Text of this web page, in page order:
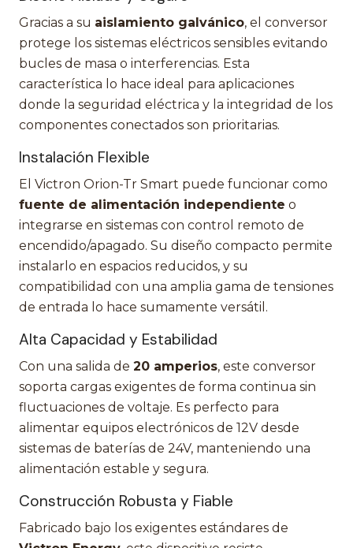
Gracias a su aislamiento galvánico, el conversor
protege los sistemas eléctricos sensibles evitando
bucles de masa o interferencias. Esta
característica lo hace ideal para aplicaciones
donde la seguridad eléctrica y la integridad de los
componentes conectados son prioritarias.
Instalación Flexible
El Victron Orion-Tr Smart puede funcionar como
fuente de alimentación independiente o
integrarse en sistemas con control remoto de
encendido/apagado. Su diseño compacto permite
instalarlo en espacios reducidos, y su
compatibilidad con una amplia gama de tensiones
de entrada lo hace sumamente versátil.
Alta Capacidad y Estabilidad
Con una salida de 20 amperios, este conversor
soporta cargas exigentes de forma continua sin
fluctuaciones de voltaje. Es perfecto para
alimentar equipos electrónicos de 12V desde
sistemas de baterías de 24V, manteniendo una
alimentación estable y segura.
Construcción Robusta y Fiable
Fabricado bajo los exigentes estándares de